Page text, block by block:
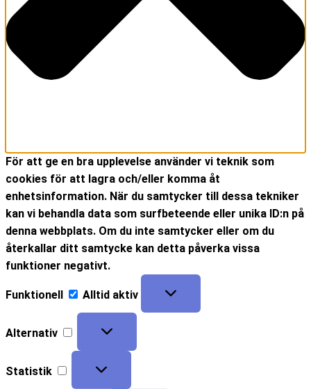
För att ge en bra upplevelse använder vi teknik som
cookies för att lagra och/eller komma åt
enhetsinformation. När du samtycker till dessa tekniker
kan vi behandla data som surfbeteende eller unika ID:n på
denna webbplats. Om du inte samtycker eller om du
återkallar ditt samtycke kan detta påverka vissa
funktioner negativt.
Funktionell Alltid aktiv
Alternativ
Statistik